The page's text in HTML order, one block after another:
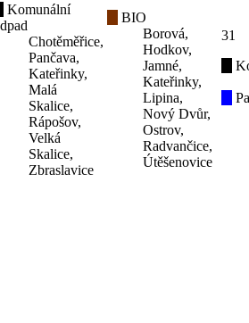
Komunální
Chotěměřice,
Pančava,
Kateřinky,
Malá
Skalice,
Rápošov,
Velká
Skalice,
Zbraslavice
BIO
Borová,
Hodkov,
Jamné,
Kateřinky,
Lipina,
Nový Dvůr,
Ostrov,
Radvančice,
Útěšenovice
31